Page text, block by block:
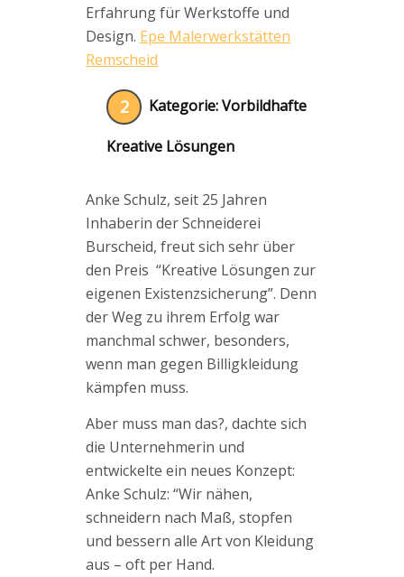
Erfahrung für Werkstoffe und
Design. Epe Malerwerkstätten
Remscheid
2 Kategorie: Vorbildhafte
Kreative Lösungen
Anke Schulz, seit 25 Jahren
Inhaberin der Schneiderei
Burscheid, freut sich sehr über
den Preis “Kreative Lösungen zur
eigenen Existenzsicherung”. Denn
der Weg zu ihrem Erfolg war
manchmal schwer, besonders,
wenn man gegen Billigkleidung
kämpfen muss.
Aber muss man das?, dachte sich
die Unternehmerin und
entwickelte ein neues Konzept:
Anke Schulz: “Wir nähen,
schneidern nach Maß, stopfen
und bessern alle Art von Kleidung
aus – oft per Hand.